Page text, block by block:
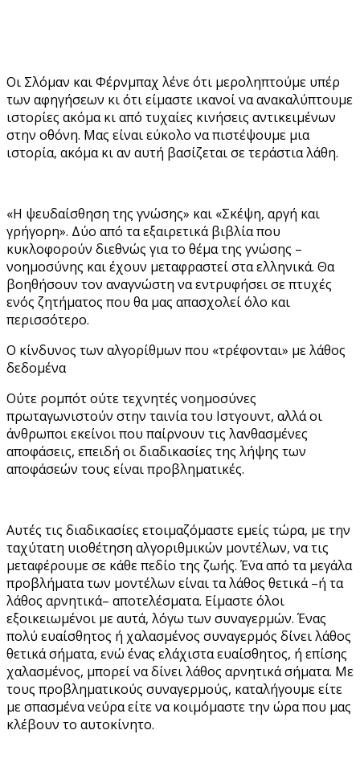
Οι Σλόμαν και Φέρνμπαχ λένε ότι μεροληπτούμε υπέρ
των αφηγήσεων κι ότι είμαστε ικανοί να ανακαλύπτουμε
ιστορίες ακόμα κι από τυχαίες κινήσεις αντικειμένων
στην οθόνη. Μας είναι εύκολο να πιστέψουμε μια
ιστορία, ακόμα κι αν αυτή βασίζεται σε τεράστια λάθη.
«Η ψευδαίσθηση της γνώσης» και «Σκέψη, αργή και
γρήγορη». Δύο από τα εξαιρετικά βιβλία που
κυκλοφορούν διεθνώς για το θέμα της γνώσης –
νοημοσύνης και έχουν μεταφραστεί στα ελληνικά. Θα
βοηθήσουν τον αναγνώστη να εντρυφήσει σε πτυχές
ενός ζητήματος που θα μας απασχολεί όλο και
περισσότερο.
Ο κίνδυνος των αλγορίθμων που «τρέφονται» με λάθος
δεδομένα
Ούτε ρομπότ ούτε τεχνητές νοημοσύνες
πρωταγωνιστούν στην ταινία του Ιστγουντ, αλλά οι
άνθρωποι εκείνοι που παίρνουν τις λανθασμένες
αποφάσεις, επειδή οι διαδικασίες της λήψης των
αποφάσεών τους είναι προβληματικές.
Αυτές τις διαδικασίες ετοιμαζόμαστε εμείς τώρα, με την
ταχύτατη υιοθέτηση αλγοριθμικών μοντέλων, να τις
μεταφέρουμε σε κάθε πεδίο της ζωής. Ένα από τα μεγάλα
προβλήματα των μοντέλων είναι τα λάθος θετικά –ή τα
λάθος αρνητικά– αποτελέσματα. Είμαστε όλοι
εξοικειωμένοι με αυτά, λόγω των συναγερμών. Ένας
πολύ ευαίσθητος ή χαλασμένος συναγερμός δίνει λάθος
θετικά σήματα, ενώ ένας ελάχιστα ευαίσθητος, ή επίσης
χαλασμένος, μπορεί να δίνει λάθος αρνητικά σήματα. Με
τους προβληματικούς συναγερμούς, καταλήγουμε είτε
με σπασμένα νεύρα είτε να κοιμόμαστε την ώρα που μας
κλέβουν το αυτοκίνητο.